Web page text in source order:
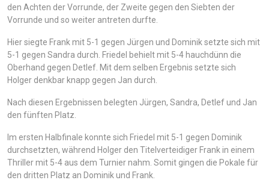
den Achten der Vorrunde, der Zweite gegen den Siebten der
Vorrunde und so weiter antreten durfte.
Hier siegte Frank mit 5-1 gegen Jürgen und Dominik setzte sich mit
5-1 gegen Sandra durch. Friedel behielt mit 5-4 hauchdünn die
Oberhand gegen Detlef. Mit dem selben Ergebnis setzte sich
Holger denkbar knapp gegen Jan durch.
Nach diesen Ergebnissen belegten Jürgen, Sandra, Detlef und Jan
den fünften Platz.
Im ersten Halbfinale konnte sich Friedel mit 5-1 gegen Dominik
durchsetzten, während Holger den Titelverteidiger Frank in einem
Thriller mit 5-4 aus dem Turnier nahm. Somit gingen die Pokale für
den dritten Platz an Dominik und Frank.